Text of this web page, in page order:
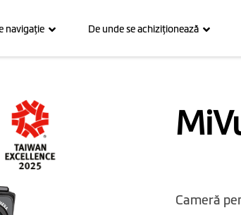
navigaţie De unde se achiziţionează
Cameră